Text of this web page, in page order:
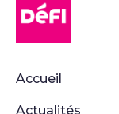
Accueil
Actualités